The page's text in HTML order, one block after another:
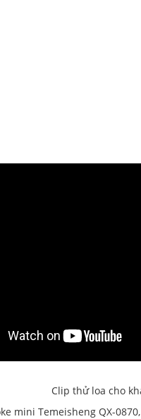
Clip thử loa cho